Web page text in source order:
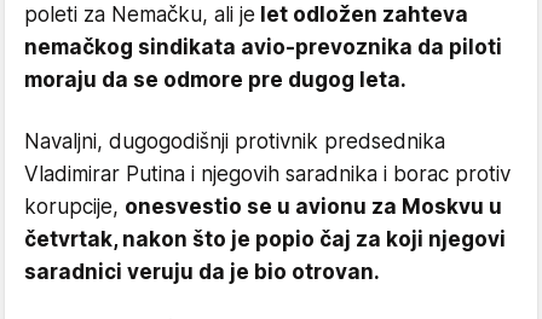
poleti za Nemačku, ali je let odložen zahteva
nemačkog sindikata avio-prevoznika da piloti
moraju da se odmore pre dugog leta.
Navaljni, dugogodišnji protivnik predsednika
Vladimirar Putina i njegovih saradnika i borac protiv
korupcije, onesvestio se u avionu za Moskvu u
četvrtak, nakon što je popio čaj za koji njegovi
saradnici veruju da je bio otrovan.